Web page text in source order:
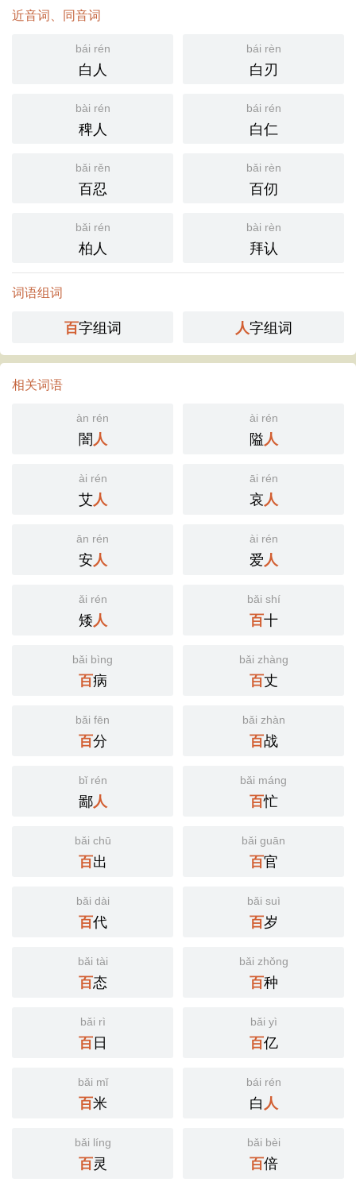
近音词、同音词
bái rén
白人
bái rèn
白刃
bài rén
稗人
bái rén
白仁
bǎi rěn
百忍
bǎi rèn
百仞
bǎi rén
柏人
bài rèn
拜认
词语组词
百字组词 人字组词
相关词语
àn rén
闇人
ài rén
隘人
ài rén
艾人
āi rén
哀人
ān rén
安人
ài rén
爱人
ǎi rén
矮人
bǎi shí
百十
bǎi bìng
百病
bǎi zhàng
百丈
bǎi fēn
百分
bǎi zhàn
百战
bǐ rén
鄙人
bǎi máng
百忙
bǎi chū
百出
bǎi guān
百官
bǎi dài
百代
bǎi suì
百岁
bǎi tài
百态
bǎi zhǒng
百种
bǎi rì
百日
bǎi yì
百亿
bǎi mǐ
百米
bái rén
白人
bǎi líng
百灵
bǎi bèi
百倍